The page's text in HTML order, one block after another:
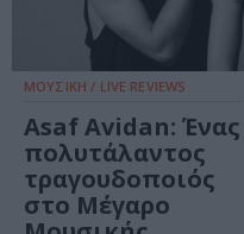
ΜΟΥΣΙΚΗ / LIVE REVIEWS
Asaf Avidan: Ένας
πολυτάλαντος
τραγουδοποιός
στο Μέγαρο